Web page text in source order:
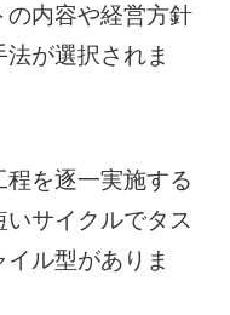
の内容や経営方針
が選択されま
を逐一実施する
サイクルでタス
ル型がありま